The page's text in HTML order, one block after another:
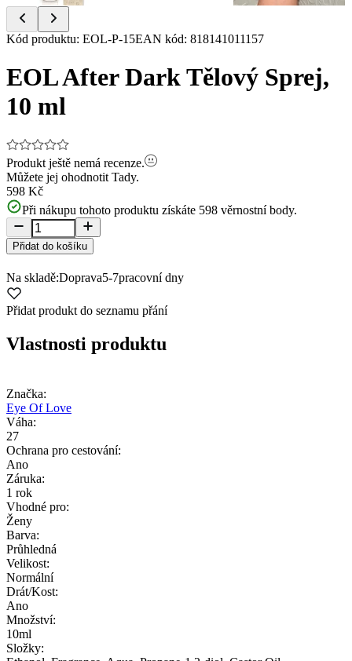
Item
of
Kód produktu: EOL-P-15EAN kód: 818141011157
EOL After Dark Tělový Sprej,
10 ml
Produkt ještě nemá recenze.
Můžete jej ohodnotit Tady.
598 Kč
Při nákupu tohoto produktu získáte 598 věrnostní body.
Přidat do košíku
Na skladě:Doprava5-7pracovní dny
Přidat produkt do seznamu přání
Vlastnosti produktu
Značka:
Eye Of Love
Váha:
27
Ochrana pro cestování:
Ano
Záruka:
1 rok
Vhodné pro:
Ženy
Barva:
Průhledná
Velikost:
Normální
Drát/Kost:
Ano
Množství:
10ml
Složky: